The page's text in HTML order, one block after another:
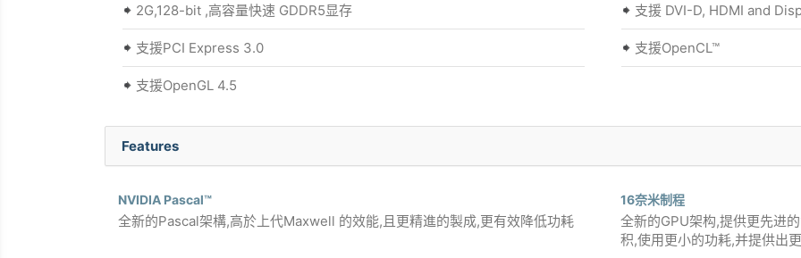
2G,128-bit ,高容量快速 GDDR5显存 支援 DVI-D, HDMI and
支援PCI Express 3.0 支援OpenCL™
支援OpenGL 4.5
Features
NVIDIA Pascal™
全新的Pascal架構,高於上代Maxwell 的效能,且更精進的製成,更有效降低功耗
16奈米制程
全新的GPU架构,提供更先进
积,使用更小的功耗,并提供出